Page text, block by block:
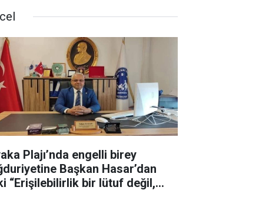
Plajı’nda engelli birey
Başkan Hasar’dan
“Erişilebilirlik bir lütuf değil,